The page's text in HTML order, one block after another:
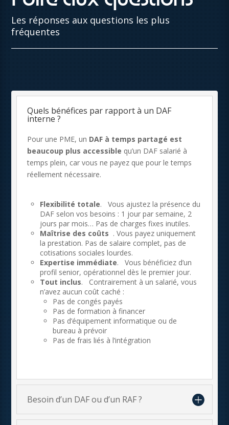
Les réponses aux questions les plus
fréquentes
Quels bénéfices par rapport à un DAF
interne ?
Pour une PME, un DAF à temps partagé est
beaucoup plus accessible qu’un DAF salarié à
temps plein, car vous ne payez que pour le temps
réellement nécessaire.
Flexibilité totale. Vous ajustez la présence du
DAF selon vos besoins : 1 jour par semaine, 2
jours par mois… Pas de charges fixes inutiles.
Maîtrise des coûts . Vous payez uniquement
la prestation. Pas de salaire complet, pas de
cotisations sociales lourdes.
Expertise immédiate. Vous bénéficiez d’un
profil senior, opérationnel dès le premier jour.
Tout inclus. Contrairement à un salarié, vous
n’avez aucun coût caché :
Pas de congés payés
Pas de formation à financer
Pas d’équipement informatique ou de
bureau à prévoir
Pas de frais liés à l’intégration
Besoin d’un DAF ou d’un RAF ?